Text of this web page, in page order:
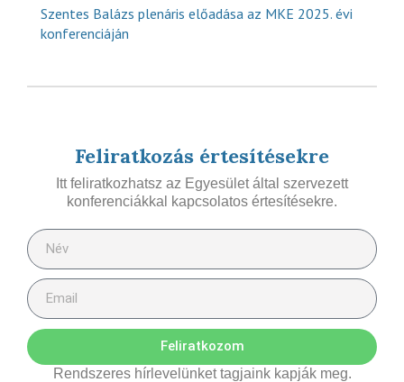
Szentes Balázs plenáris előadása az MKE 2025. évi
konferenciáján
Feliratkozás értesítésekre
Itt feliratkozhatsz az Egyesület által szervezett
konferenciákkal kapcsolatos értesítésekre.
Feliratkozom
Rendszeres hírlevelünket tagjaink kapják meg.